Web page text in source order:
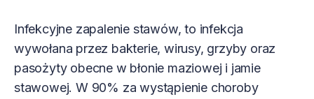
Infekcyjne zapalenie stawów, to infekcja
wywołana przez bakterie, wirusy, grzyby oraz
pasożyty obecne w błonie maziowej i jamie
stawowej. W 90% za wystąpienie choroby